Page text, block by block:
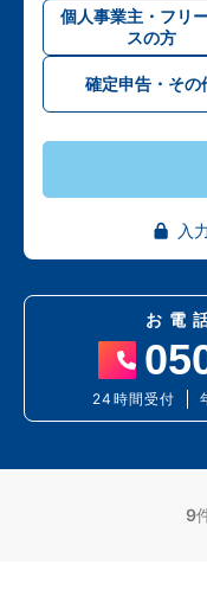
個人事業主・フリ
スの方
確定申告・その
入
お電
24時間受付
9